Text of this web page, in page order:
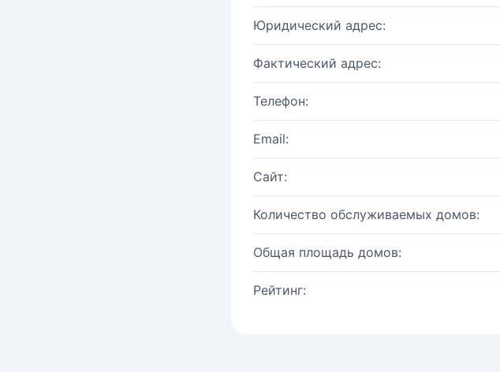
Юридический адрес:
Фактический адрес:
Телефон:
Email:
Сайт:
Количество обслуживаемых домов:
Общая площадь домов:
Рейтинг: